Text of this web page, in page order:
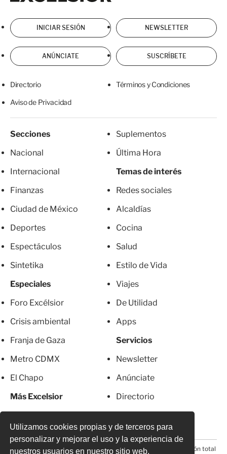
Utilizamos cookies propias y de terceros para
personalizar y mejorar el uso y la experiencia de
nuestros usuarios en nuestro sitio web.
INICIAR SESIÓN NEWSLETTER
ANÚNCIATE SUSCRÍBETE
Directorio Términos y Condiciones
Aviso de Privacidad
Secciones
Nacional
Internacional
Finanzas
Ciudad de México
Deportes
Espectáculos
Sintetika
Especiales
Foro Excélsior
Crisis ambiental
Franja de Gaza
Metro CDMX
El Chapo
Más Excelsior
Suplementos
Última Hora
Temas de interés
Redes sociales
Alcaldías
Cocina
Salud
Estilo de Vida
Viajes
De Utilidad
Apps
Servicios
Newsletter
Anúnciate
Directorio
© 2026 Todos los derechos reservados. Prohibida la reproducción total